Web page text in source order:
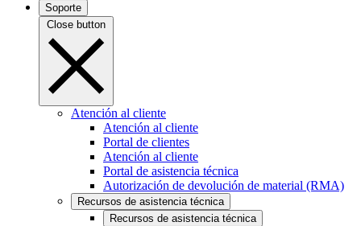
Soporte
Close button
Atención al cliente
Atención al cliente
Portal de clientes
Atención al cliente
Portal de asistencia técnica
Autorización de devolución de material (RMA)
Recursos de asistencia técnica
Recursos de asistencia técnica